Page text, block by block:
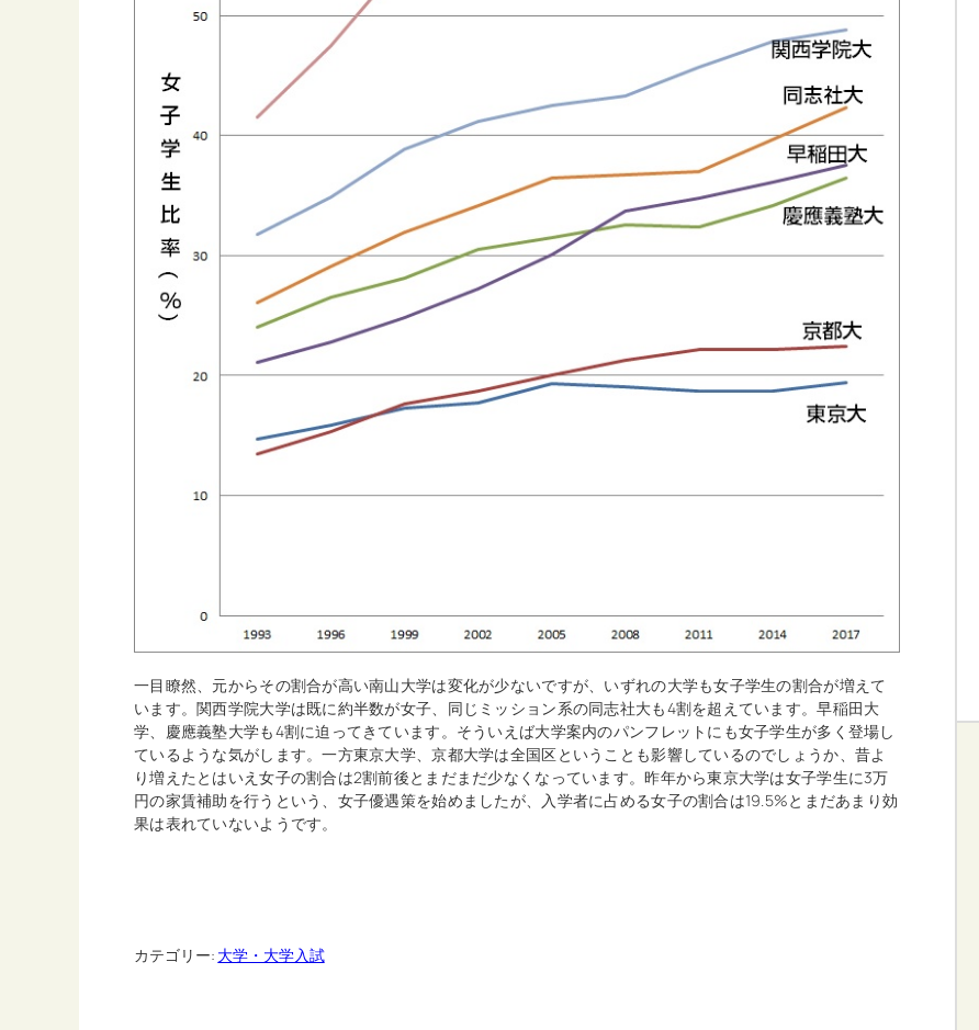
一目瞭然、元からその割合が高い南山大学は変化が少ないですが、いずれの大学も女子学生の割合が増えて
います。関西学院大学は既に約半数が女子、同じミッション系の同志社大も4割を超えています。早稲田大
学、慶應義塾大学も4割に迫ってきています。そういえば大学案内のパンフレットにも女子学生が多く登場し
ているような気がします。一方東京大学、京都大学は全国区ということも影響しているのでしょうか、昔よ
り増えたとはいえ女子の割合は2割前後とまだまだ少なくなっています。昨年から東京大学は女子学生に3万
円の家賃補助を行うという、女子優遇策を始めましたが、入学者に占める女子の割合は19.5%とまだあまり効
果は表れていないようです。
カテゴリー: 大学・大学入試